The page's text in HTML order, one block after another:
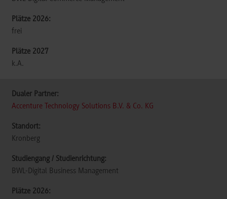
frei
k.A.
Accenture Technology Solutions B.V. & Co. KG
Kronberg
BWL-Digital Business Management